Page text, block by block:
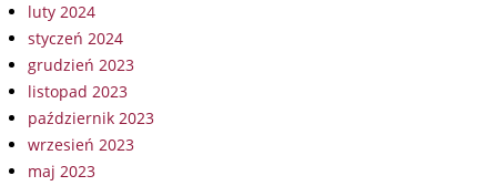
luty 2024
styczeń 2024
grudzień 2023
listopad 2023
październik 2023
wrzesień 2023
maj 2023